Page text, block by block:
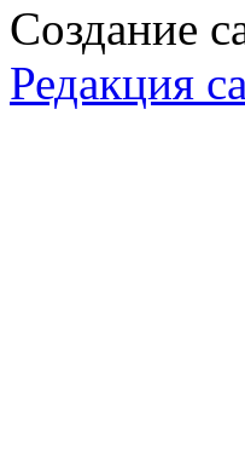
Создание
Редакция